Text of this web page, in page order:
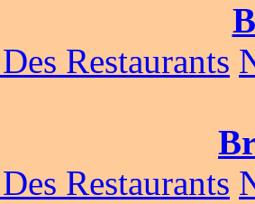
Restaurants
Restaurants